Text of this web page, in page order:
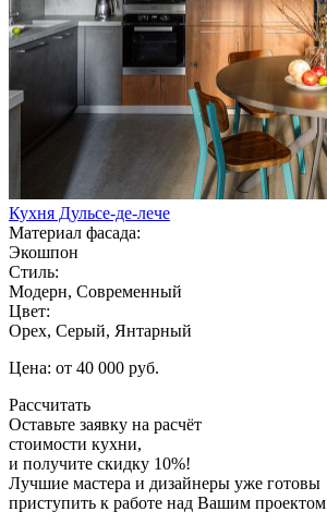
Кухня Дульсе-де-лече
Материал фасада:
Экошпон
Стиль:
Модерн, Современный
Цвет:
Орех, Серый, Янтарный
Цена: от 40 000 руб.
Рассчитать
Оставьте заявку на расчёт
стоимости кухни,
и получите скидку 10%!
Лучшие мастера и дизайнеры уже готовы
приступить к работе над Вашим проектом